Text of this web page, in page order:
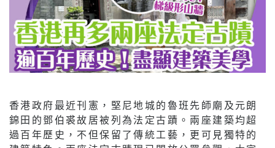
香港政府最近刊憲，堅尼地城的魯班先師廟及元朗
錦田的鄧伯裘故居被列為法定古蹟。兩座建築均超
過百年歷史，不但保留了傳統工藝，更可見獨特的